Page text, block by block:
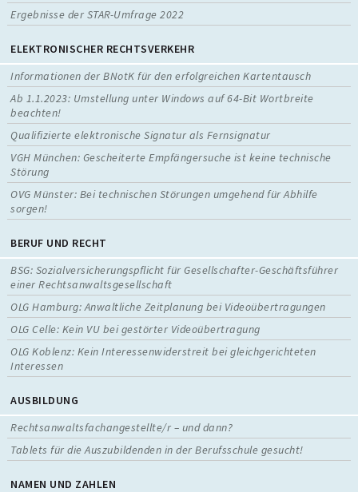
Ergebnisse der STAR-Umfrage 2022
ELEKTRONISCHER RECHTSVERKEHR
Informationen der BNotK für den erfolgreichen Kartentausch
Ab 1.1.2023: Umstellung unter Windows auf 64-Bit Wortbreite
beachten!
Qualifizierte elektronische Signatur als Fernsignatur
VGH München: Gescheiterte Empfängersuche ist keine technische
Störung
OVG Münster: Bei technischen Störungen umgehend für Abhilfe
sorgen!
BERUF UND RECHT
BSG: Sozialversicherungspflicht für Gesellschafter-Geschäftsführer
einer Rechtsanwaltsgesellschaft
OLG Hamburg: Anwaltliche Zeitplanung bei Videoübertragungen
OLG Celle: Kein VU bei gestörter Videoübertragung
OLG Koblenz: Kein Interessenwiderstreit bei gleichgerichteten
Interessen
AUSBILDUNG
Rechtsanwaltsfachangestellte/r – und dann?
Tablets für die Auszubildenden in der Berufsschule gesucht!
NAMEN UND ZAHLEN